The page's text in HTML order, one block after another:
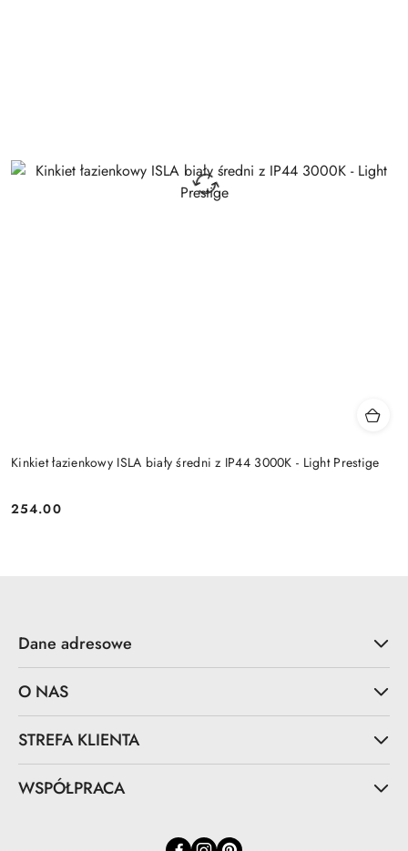
Kinkiet łazienkowy ISLA biały średni z IP44 3000K - Light Prestige
Cena:
254.00
Dane adresowe
O NAS
STREFA KLIENTA
WSPÓŁPRACA